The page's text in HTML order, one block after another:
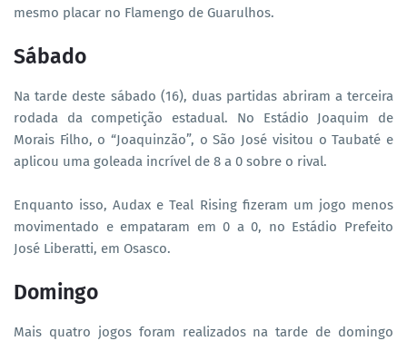
mesmo placar no Flamengo de Guarulhos.
Sábado
Na tarde deste sábado (16), duas partidas abriram a terceira
rodada da competição estadual. No Estádio Joaquim de
Morais Filho, o “Joaquinzão”, o São José visitou o Taubaté e
aplicou uma goleada incrível de 8 a 0 sobre o rival.
Enquanto isso, Audax e Teal Rising fizeram um jogo menos
movimentado e empataram em 0 a 0, no Estádio Prefeito
José Liberatti, em Osasco.
Domingo
Mais quatro jogos foram realizados na tarde de domingo